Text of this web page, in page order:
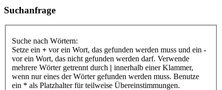
Suchanfrage
Suche nach Wörtern:
Setze ein + vor ein Wort, das gefunden werden muss und ein -
vor ein Wort, das nicht gefunden werden darf. Verwende
mehrere Wörter getrennt durch | innerhalb einer Klammer,
wenn nur eines der Wörter gefunden werden muss. Benutze
ein * als Platzhalter für teilweise Übereinstimmungen.